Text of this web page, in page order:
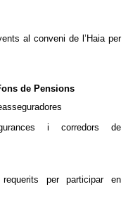
al conveni de l’Haia per
de Pensions
i corredors de
per participar en